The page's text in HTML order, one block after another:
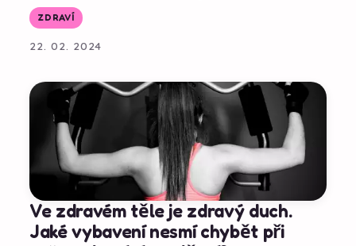
ZDRAVÍ
22. 02. 2024
Ve zdravém těle je zdravý duch.
Jaké vybavení nesmí chybět při